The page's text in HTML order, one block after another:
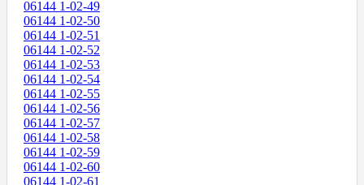
06144 1-02-49
06144 1-02-50
06144 1-02-51
06144 1-02-52
06144 1-02-53
06144 1-02-54
06144 1-02-55
06144 1-02-56
06144 1-02-57
06144 1-02-58
06144 1-02-59
06144 1-02-60
06144 1-02-61